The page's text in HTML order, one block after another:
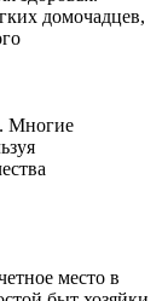
домочадцев,
Многие
место в